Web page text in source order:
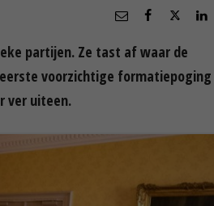
partijen. Ze tast af waar de
voorzichtige formatiepoging
ver uiteen.